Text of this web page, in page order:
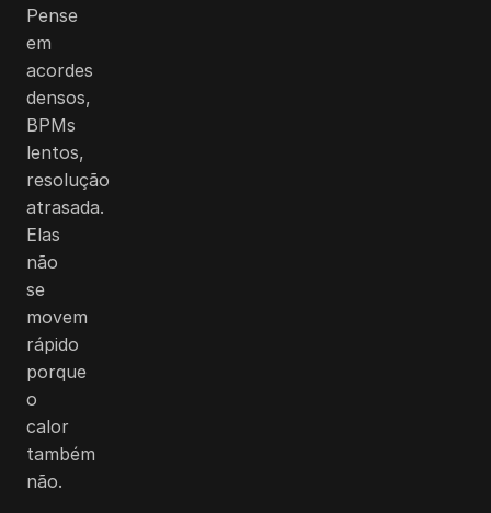
Pense
em
acordes
densos,
BPMs
lentos,
resolução
atrasada.
Elas
não
se
movem
rápido
porque
o
calor
também
não.